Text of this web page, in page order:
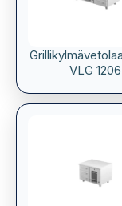
VLG 1206